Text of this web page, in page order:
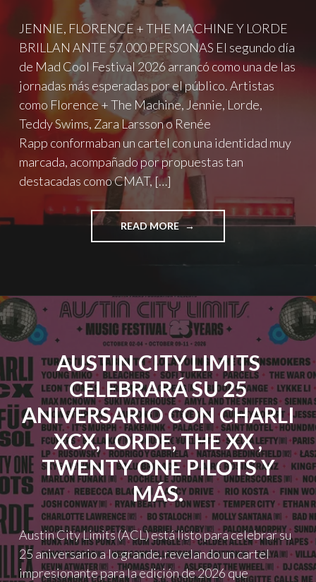
JENNIE, FLORENCE + THE MACHINE Y LORDE
BRILLAN ANTE 57.000 PERSONAS El segundo día
de Mad Cool Festival 2026 arrancó como una de las
jornadas más esperadas por el público. Artistas
como Florence + The Machine, Jennie, Lorde,
Teddy Swims, Zara Larsson o Renée
Rapp conformaban un cartel con una identidad muy
marcada, acompañado por propuestas tan
destacadas como CMAT, […]
READ MORE"FLORENCE
+
Y
LORDE
BRILLAN
EN
LA
SEGUNDA
JORNADA
DEL
MAD
COOL
FESTIVAL
2026"
AUSTIN CITY LIMITS
CELEBRARÁ SU 25
ANIVERSARIO CON CHARLI
XCX, LORDE, THE XX ,
TWENTY ONE PILOTS Y
MÁS.
Austin City Limits (ACL) está listo para celebrar su
25 aniversario a lo grande, revelando un cartel
impresionante para la edición de 2026 que